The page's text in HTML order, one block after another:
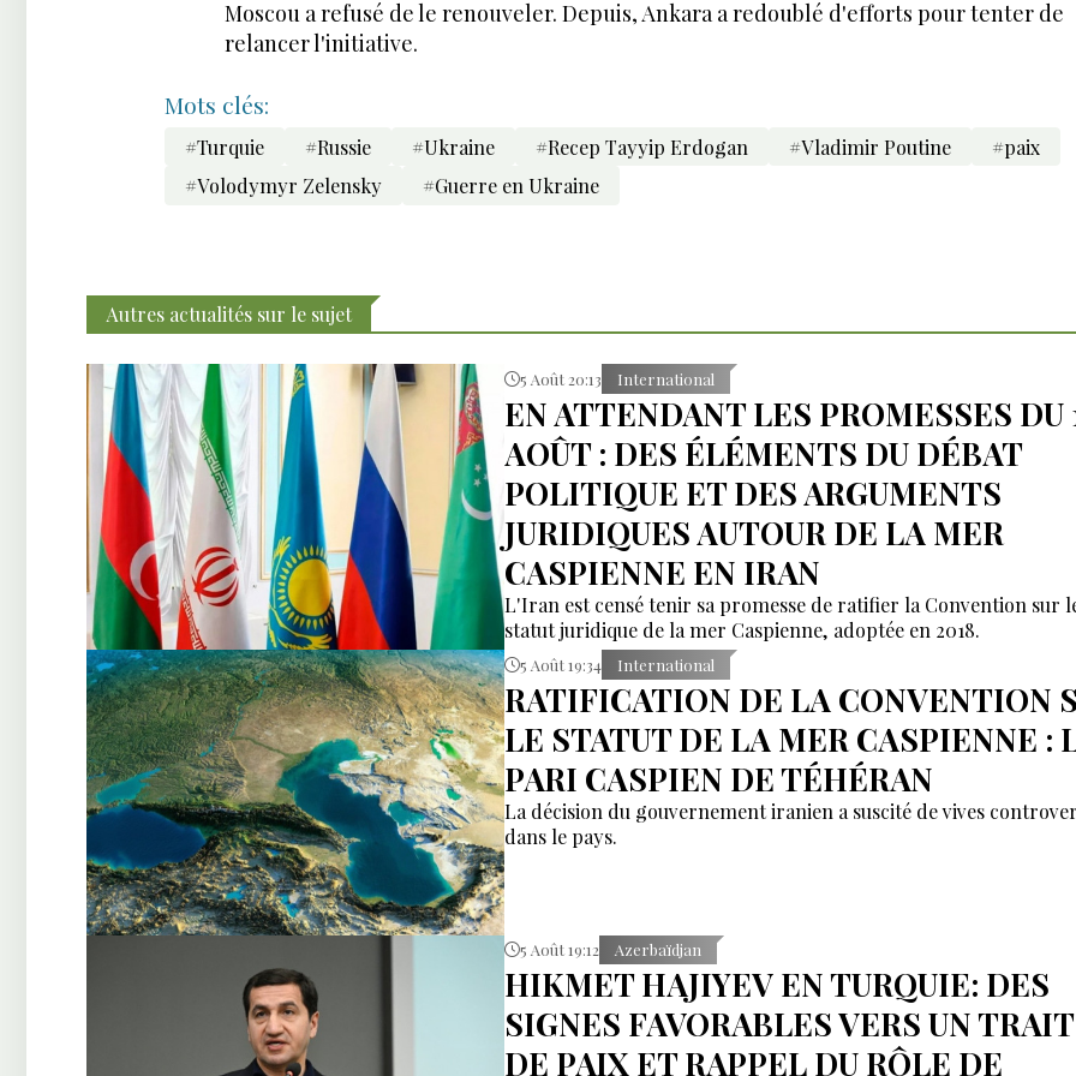
Moscou a refusé de le renouveler. Depuis, Ankara a redoublé d'efforts pour tenter de
relancer l'initiative.
Mots clés:
#Turquie #Russie #Ukraine #Recep Tayyip Erdogan #Vladimir Poutine
#paix
#Volodymyr Zelensky
#Guerre en Ukraine
Autres actualités sur le sujet
5 Août 20:13 International
EN ATTENDANT LES PROMESSES DU
AOÛT : DES ÉLÉMENTS DU DÉBAT
POLITIQUE ET DES ARGUMENTS
JURIDIQUES AUTOUR DE LA MER
CASPIENNE EN IRAN
L'Iran est censé tenir sa promesse de ratifier la Convention sur
statut juridique de la mer Caspienne, adoptée en 2018.
5 Août 19:34 International
RATIFICATION DE LA CONVENTION
LE STATUT DE LA MER CASPIENNE :
PARI CASPIEN DE TÉHÉRAN
La décision du gouvernement iranien a suscité de vives
dans le pays.
5 Août 19:12 Azerbaïdjan
HIKMET HAJIYEV EN TURQUIE: DES
SIGNES FAVORABLES VERS UN
DE PAIX ET RAPPEL DU RÔLE DE